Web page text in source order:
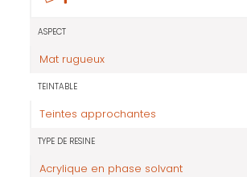
ASPECT
Mat rugueux
TEINTABLE
Teintes approchantes
TYPE DE RESINE
Acrylique en phase solvant